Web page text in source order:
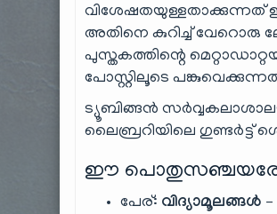
വിശേഷതയുള്ളതാക്കുന്നത്
അതിനെ കുറിച്ച് വേറൊരു
പുസ്തകത്തിന്റെ
പോസ്റ്റിലൂടെ
ട്യൂബിങ്ങൻ
ലൈബ്രറിയിലെ ഗുണ്ടർട്ട്
ഈ
പേര്: